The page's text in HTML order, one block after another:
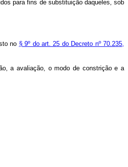
para fins de substituição daqueles, sob
no § 9º do art. 25 do Decreto nº 70.235,
a avaliação, o modo de constrição e a